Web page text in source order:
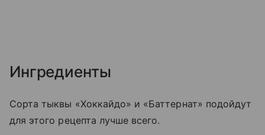
Ингредиенты
Сорта тыквы «Хоккайдо» и «Баттернат» подойдут
для этого рецепта лучше всего.